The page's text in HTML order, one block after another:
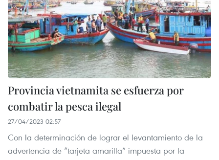
Provincia vietnamita se esfuerza por
combatir la pesca ilegal
27/04/2023 02:57
Con la determinación de lograr el levantamiento de la
advertencia de “tarjeta amarilla” impuesta por la